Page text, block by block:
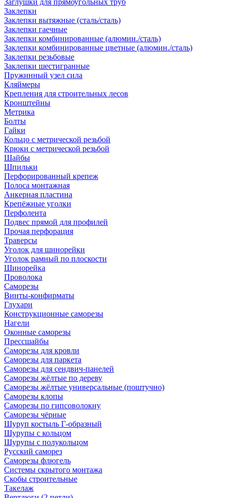
Заглушки для прямоугольных труб
Заклепки
Заклепки вытяжные (сталь/сталь)
Заклепки гаечные
Заклепки комбинированные (алюмин./сталь)
Заклепки комбинированные цветные (алюмин./сталь)
Заклепки резьбовые
Заклепки шестигранные
Пружинный узел сила
Кляймеры
Крепления для строительных лесов
Кронштейны
Метрика
Болты
Гайки
Кольцо с метрической резьбой
Крюки с метрической резьбой
Шайбы
Шпильки
Перфорированный крепеж
Полоса монтажная
Анкерная пластина
Крепёжные уголки
Перфолента
Подвес прямой для профилей
Прочая перфорация
Траверсы
Уголок для шинорейки
Уголок рамный по плоскости
Шинорейка
Проволока
Саморезы
Винты-конфирматы
Глухари
Конструкционные саморезы
Нагели
Оконные саморезы
Прессшайбы
Саморезы для кровли
Саморезы для паркета
Саморезы для сендвич-панелей
Саморезы жёлтые по дереву
Саморезы жёлтые универсальные (поштучно)
Саморезы клопы
Саморезы по гипсоволокну
Саморезы чёрные
Шуруп костыль Г-образный
Шурупы с кольцом
Шурупы с полукольцом
Русский саморез
Саморезы флюгель
Системы скрытого монтажа
Скобы строительные
Такелаж